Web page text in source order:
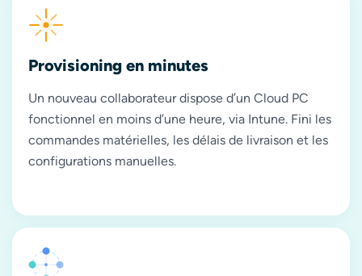
Provisioning en minutes
Un nouveau collaborateur dispose d’un Cloud PC
fonctionnel en moins d’une heure, via Intune. Fini les
commandes matérielles, les délais de livraison et les
configurations manuelles.